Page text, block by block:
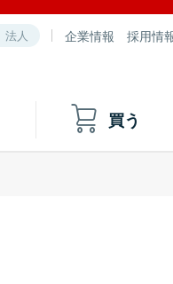
法人 企業情報 採用情
買う